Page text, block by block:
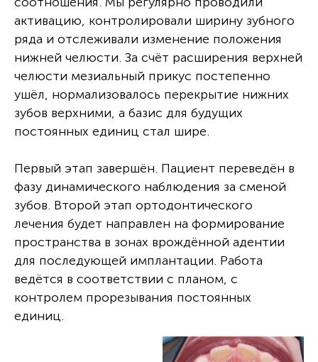
активацию, контролировали ширину зубного
ряда и отслеживали изменение положения
нижней челюсти. За счёт расширения верхней
челюсти мезиальный прикус постепенно
ушёл, нормализовалось перекрытие нижних
зубов верхними, а базис для будущих
постоянных единиц стал шире.
Первый этап завершён. Пациент переведён в
фазу динамического наблюдения за сменой
зубов. Второй этап ортодонтического
лечения будет направлен на формирование
пространства в зонах врождённой адентии
для последующей имплантации. Работа
ведётся в соответствии с планом, с
контролем прорезывания постоянных
единиц.